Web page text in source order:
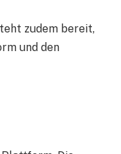
zudem bereit,
und den